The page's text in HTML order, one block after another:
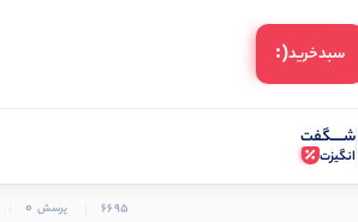
سبد‌خرید(:
شـــــگفت
انگیزت
6695 پرسش 0